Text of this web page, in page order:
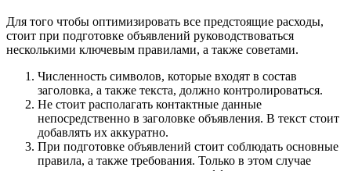
Для того чтобы оптимизировать все предстоящие расходы,
стоит при подготовке объявлений руководствоваться
несколькими ключевым правилами, а также советами.
Численность символов, которые входят в состав
заголовка, а также текста, должно контролироваться.
Не стоит располагать контактные данные
непосредственно в заголовке объявления. В текст стоит
добавлять их аккуратно.
При подготовке объявлений стоит соблюдать основные
правила, а также требования. Только в этом случае